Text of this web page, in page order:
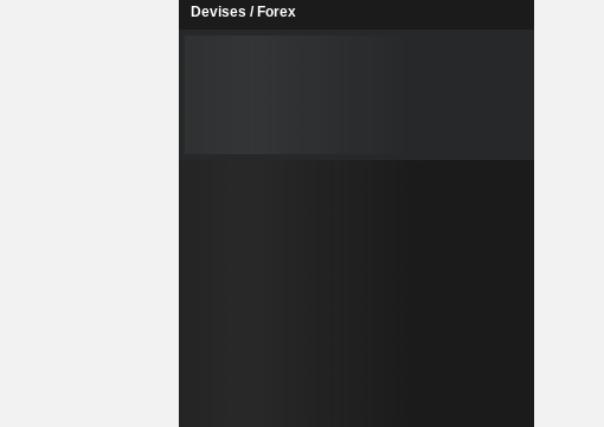
Devises / Forex